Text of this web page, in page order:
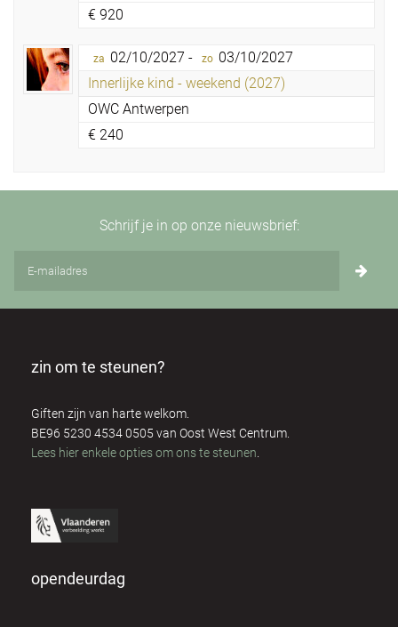
€ 920
za 02/10/2027 - zo 03/10/2027
Innerlijke kind - weekend (2027)
OWC Antwerpen
€ 240
Schrijf je in op onze nieuwsbrief:
zin om te steunen?
Giften zijn van harte welkom.
BE96 5230 4534 0505 van Oost West Centrum.
Lees hier enkele opties om ons te steunen
opendeurdag